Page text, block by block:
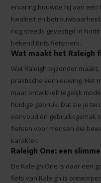
ervaring bouwde hij aan
kwaliteit en
nog steeds gevestigd in
bekend Brits fietsmerk.
Wat maakt het Raleigh
Wat Raleigh bijzonder
praktische vernieuwing. Het
maar ontwikkelt tegelijk
huidige gebruik. Dat zie je
eenvoud en gebruiksgemak
fietsen voor mensen die
karakter.
Raleigh One: een
De Raleigh One is daar een
fiets van Raleigh is